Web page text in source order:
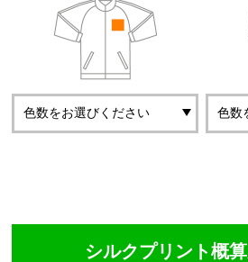
シルクプリント概